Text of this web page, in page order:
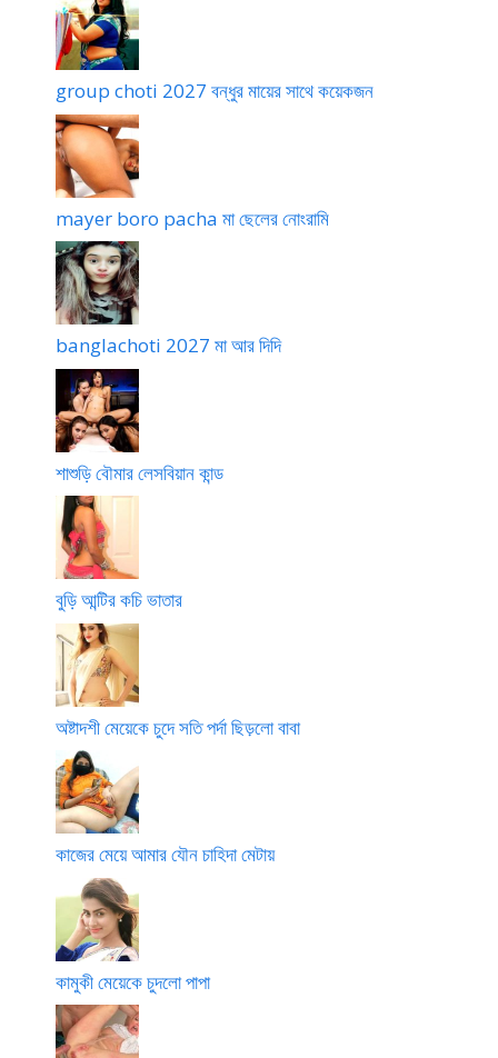
d
a
c
h
u
d
i
u
d
a
c
h
u
d
i
group choti 2027 বন্ধুর মায়ের সাথে কয়েকজন
mayer boro pacha মা ছেলের নোংরামি
banglachoti 2027 মা আর দিদি
শাশুড়ি বৌমার লেসবিয়ান কান্ড
বুড়ি আন্টির কচি ভাতার
অষ্টাদশী মেয়েকে চুদে সতি পর্দা ছিড়লো বাবা
কাজের মেয়ে আমার যৌন চাহিদা মেটায়
কামুকী মেয়েকে চুদলো পাপা